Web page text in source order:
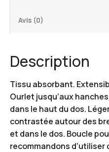
Avis (0)
Description
Tissu absorbant.
Ourlet jusqu’aux
dans le haut du dos.
contrastée autour des
et dans le dos. Boucle
recommandons d’utiliser